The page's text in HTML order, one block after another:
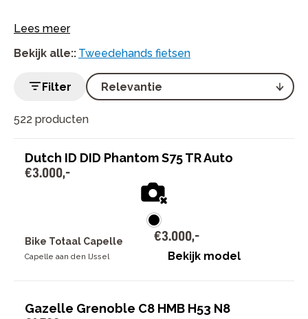
Lees meer
Bekijk alle:: Tweedehands fietsen
522 producten
Filter
Dutch ID DID Phantom S75 TR Auto
€3.000,-
Bike Totaal Capelle
Capelle aan den IJssel
€3.000,-
Bekijk model
Gazelle Grenoble C8 HMB H53 N8